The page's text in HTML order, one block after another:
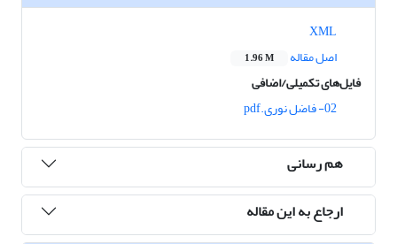
اصل مقاله
1.96 M
فایل‌های تکمیلی/اضافی
02- فاضل نوری.pdf
هم رسانی
ارجاع به این مقاله